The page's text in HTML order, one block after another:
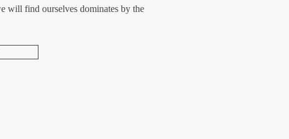
will find ourselves dominates by the